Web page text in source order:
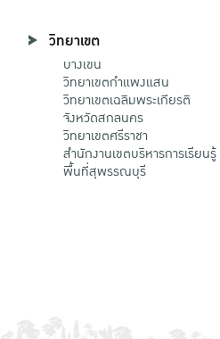
วิทยาเขต
บางเขน
วิทยาเขตกําแพงแสน
วิทยาเขตเฉลิมพระเกียรติ
จังหวัดสกลนคร
วิทยาเขตศรีราชา
สำนักงานเขตบริหารการเรียนรู้
พื้นที่สุพรรณบุรี